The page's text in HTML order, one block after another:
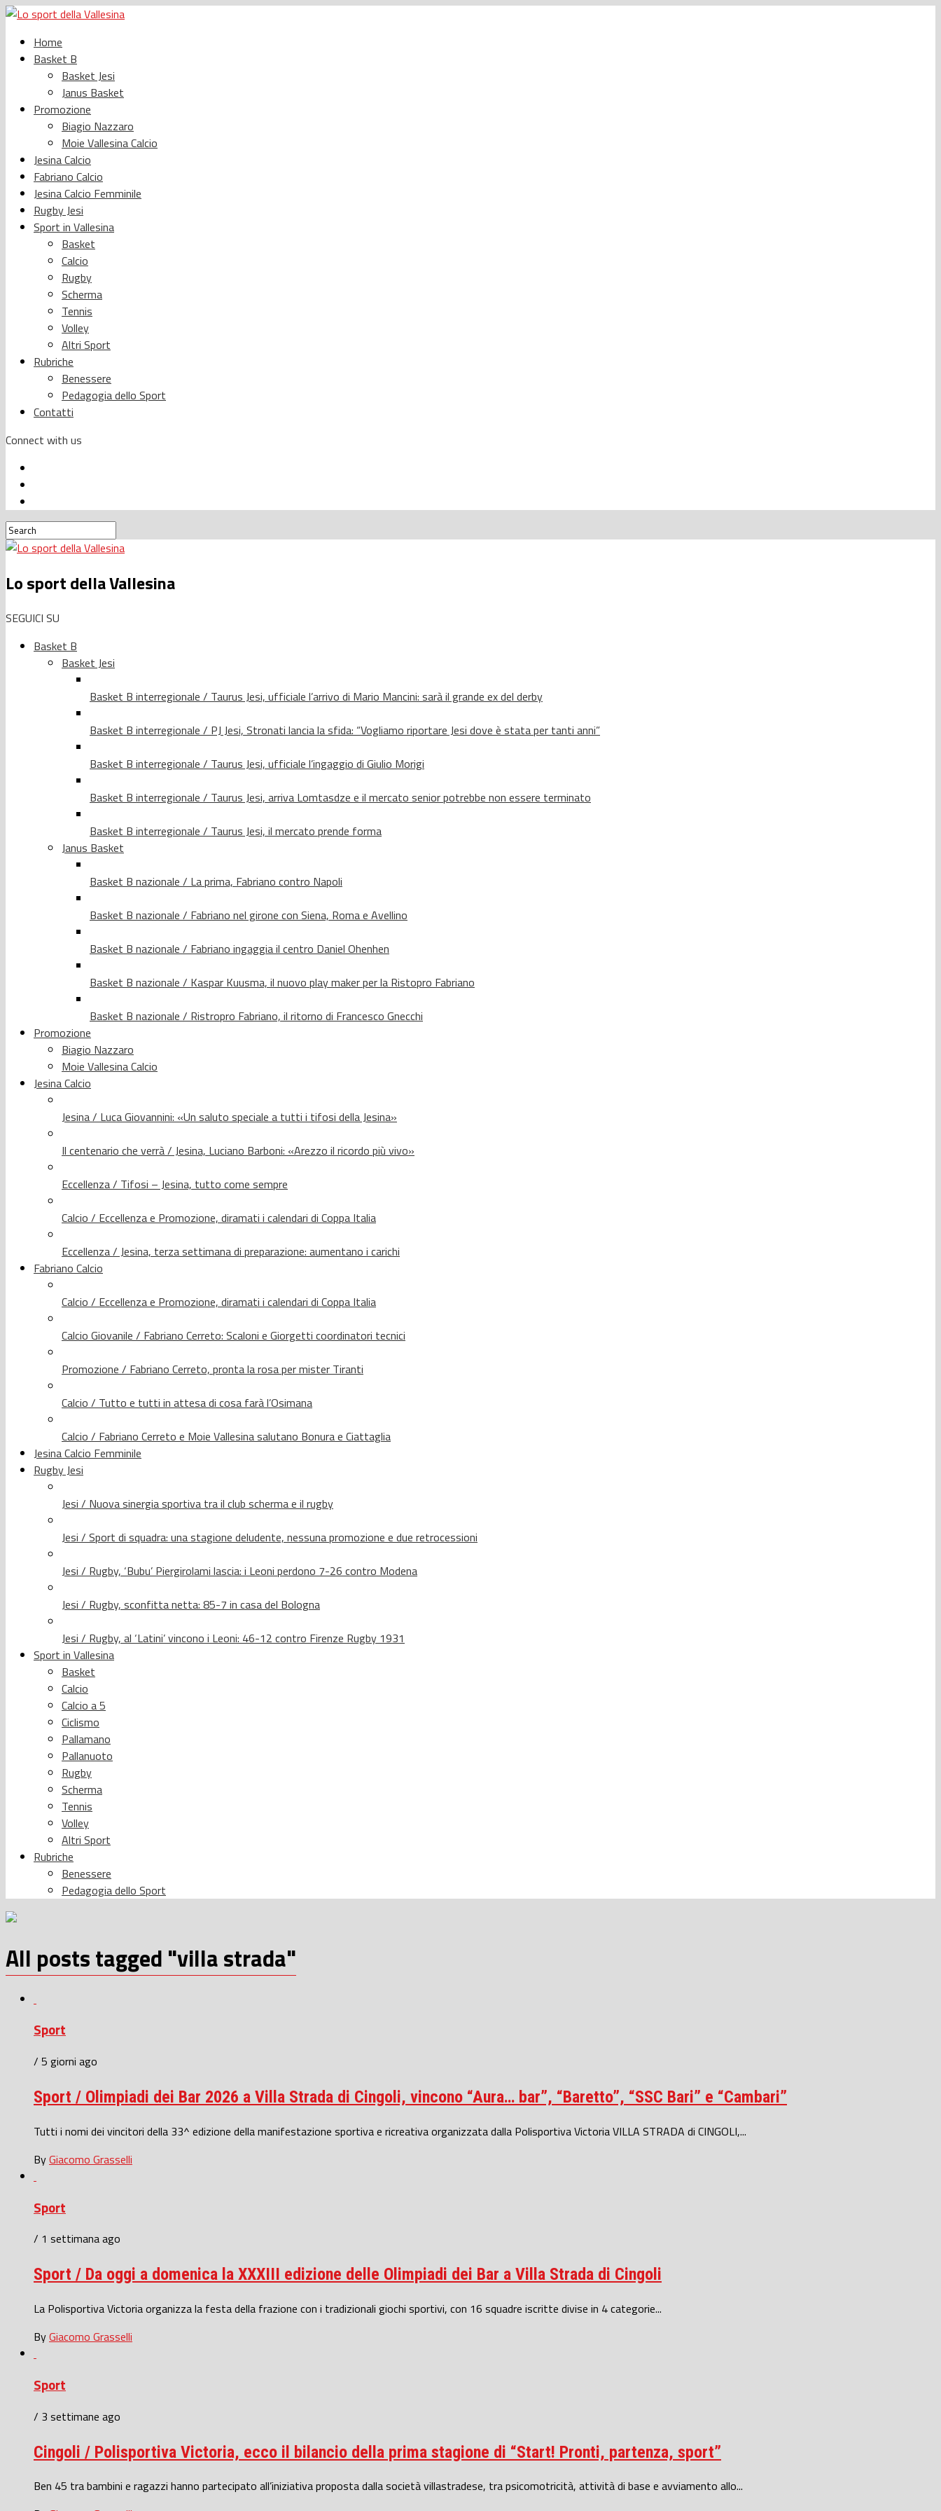
Home
Basket B
Basket Jesi
Janus Basket
Promozione
Biagio Nazzaro
Moie Vallesina Calcio
Jesina Calcio
Fabriano Calcio
Jesina Calcio Femminile
Rugby Jesi
Sport in Vallesina
Basket
Calcio
Rugby
Scherma
Tennis
Volley
Altri Sport
Rubriche
Benessere
Pedagogia dello Sport
Contatti
Connect with us
Lo sport della Vallesina
SEGUICI SU
Basket B
Basket Jesi
Basket B interregionale / Taurus Jesi, ufficiale l’arrivo di Mario Mancini: sarà il grande ex del derby
Basket B interregionale / PJ Jesi, Stronati lancia la sfida: “Vogliamo riportare Jesi dove è stata per tanti anni”
Basket B interregionale / Taurus Jesi, ufficiale l’ingaggio di Giulio Morigi
Basket B interregionale / Taurus Jesi, arriva Lomtasdze e il mercato senior potrebbe non essere terminato
Basket B interregionale / Taurus Jesi, il mercato prende forma
Janus Basket
Basket B nazionale / La prima, Fabriano contro Napoli
Basket B nazionale / Fabriano nel girone con Siena, Roma e Avellino
Basket B nazionale / Fabriano ingaggia il centro Daniel Ohenhen
Basket B nazionale / Kaspar Kuusma, il nuovo play maker per la Ristopro Fabriano
Basket B nazionale / Ristropro Fabriano, il ritorno di Francesco Gnecchi
Promozione
Biagio Nazzaro
Moie Vallesina Calcio
Jesina Calcio
Jesina / Luca Giovannini: «Un saluto speciale a tutti i tifosi della Jesina»
Il centenario che verrà / Jesina, Luciano Barboni: «Arezzo il ricordo più vivo»
Eccellenza / Tifosi – Jesina, tutto come sempre
Calcio / Eccellenza e Promozione, diramati i calendari di Coppa Italia
Eccellenza / Jesina, terza settimana di preparazione: aumentano i carichi
Fabriano Calcio
Calcio / Eccellenza e Promozione, diramati i calendari di Coppa Italia
Calcio Giovanile / Fabriano Cerreto: Scaloni e Giorgetti coordinatori tecnici
Promozione / Fabriano Cerreto, pronta la rosa per mister Tiranti
Calcio / Tutto e tutti in attesa di cosa farà l’Osimana
Calcio / Fabriano Cerreto e Moie Vallesina salutano Bonura e Ciattaglia
Jesina Calcio Femminile
Rugby Jesi
Jesi / Nuova sinergia sportiva tra il club scherma e il rugby
Jesi / Sport di squadra: una stagione deludente, nessuna promozione e due retrocessioni
Jesi / Rugby, ‘Bubu’ Piergirolami lascia: i Leoni perdono 7-26 contro Modena
Jesi / Rugby, sconfitta netta: 85-7 in casa del Bologna
Jesi / Rugby, al ‘Latini’ vincono i Leoni: 46-12 contro Firenze Rugby 1931
Sport in Vallesina
Basket
Calcio
Calcio a 5
Ciclismo
Pallamano
Pallanuoto
Rugby
Scherma
Tennis
Volley
Altri Sport
Rubriche
Benessere
Pedagogia dello Sport
All posts tagged "villa strada"
Sport
/ 5 giorni ago
Sport / Olimpiadi dei Bar 2026 a Villa Strada di Cingoli, vincono “Aura… bar”, “Baretto”, “SSC Bari” e “Cambari”
Tutti i nomi dei vincitori della 33^ edizione della manifestazione sportiva e ricreativa organizzata dalla Polisportiva Victoria VILLA STRADA di CINGOLI,...
ByGiacomo Grasselli
Sport
/ 1 settimana ago
Sport / Da oggi a domenica la XXXIII edizione delle Olimpiadi dei Bar a Villa Strada di Cingoli
La Polisportiva Victoria organizza la festa della frazione con i tradizionali giochi sportivi, con 16 squadre iscritte divise in 4 categorie...
ByGiacomo Grasselli
Sport
/ 3 settimane ago
Cingoli / Polisportiva Victoria, ecco il bilancio della prima stagione di “Start! Pronti, partenza, sport”
Ben 45 tra bambini e ragazzi hanno partecipato all’iniziativa proposta dalla società villastradese, tra psicomotricità, attività di base e avviamento allo...